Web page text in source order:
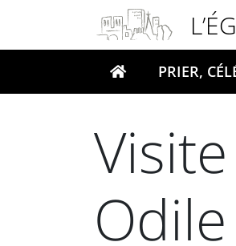
Votre
PRIER,
Panneau de gestion des cookies